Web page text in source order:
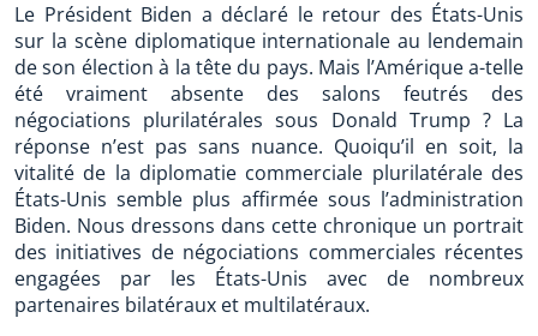
Le Président Biden a déclaré le retour des États-Unis
sur la scène diplomatique internationale au lendemain
de son élection à la tête du pays. Mais l’Amérique a-telle
été vraiment absente des salons feutrés des
négociations plurilatérales sous Donald Trump ? La
réponse n’est pas sans nuance. Quoiqu’il en soit, la
vitalité de la diplomatie commerciale plurilatérale des
États-Unis semble plus affirmée sous l’administration
Biden. Nous dressons dans cette chronique un portrait
des initiatives de négociations commerciales récentes
engagées par les États-Unis avec de nombreux
partenaires bilatéraux et multilatéraux.